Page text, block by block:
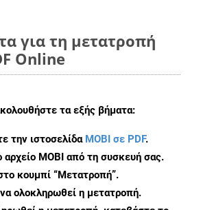
για τη μετατροπή
Online
τα εξής βήματα:
την ιστοσελίδα MOBI σε PDF.
αρχείο MOBI από τη συσκευή σας.
κουμπί “Μετατροπή”.
ολοκληρωθεί η μετατροπή.